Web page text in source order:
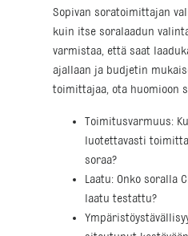
Sopivan soratoimittajan
kuin itse soralaadun
varmistaa, että saat
ajallaan ja budjetin
toimittajaa, ota huomioon
Toimitusvarmuus:
luotettavasti
soraa?
Laatu: Onko soralla
laatu testattu?